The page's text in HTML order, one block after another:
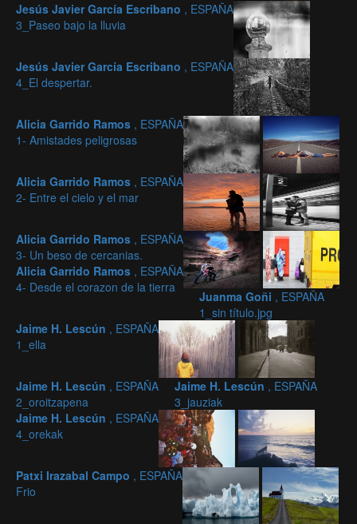
Jesús Javier García Escribano , ESPAÑA
3_Paseo bajo la lluvia
Jesús Javier García Escribano , ESPAÑA
4_El despertar.
Alicia Garrido Ramos , ESPAÑA
1- Amistades peligrosas
Alicia Garrido Ramos , ESPAÑA
2- Entre el cielo y el mar
Alicia Garrido Ramos , ESPAÑA
3- Un beso de cercanias.
Alicia Garrido Ramos , ESPAÑA
4- Desde el corazon de la tierra
Juanma Goñi , ESPAÑA
1_sin título.jpg
Jaime H. Lescún , ESPAÑA
1_ella
Jaime H. Lescún , ESPAÑA
2_oroitzapena
Jaime H. Lescún , ESPAÑA
3_jauziak
Jaime H. Lescún , ESPAÑA
4_orekak
Patxi Irazabal Campo , ESPAÑA
Frio